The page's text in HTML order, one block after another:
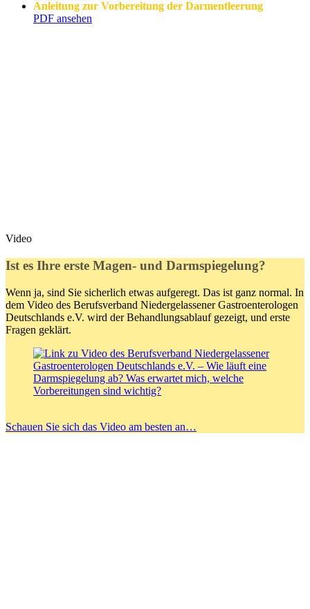
Anleitung zur Vorbereitung der Darmentleerung
PDF ansehen
Video
Ist es Ihre erste Magen- und Darmspiegelung?
Wenn ja, sind Sie sicherlich etwas aufgeregt. Das ist ganz normal. In
dem Video des Berufsverband Niedergelassener Gastroenterologen
Deutschlands e.V. wird der Behandlungsablauf gezeigt, und erste
Fragen geklärt.
Schauen Sie sich das Video am besten an…